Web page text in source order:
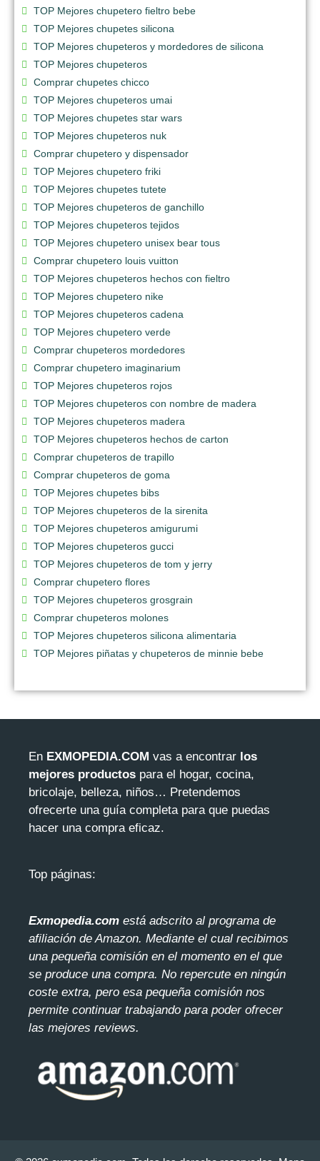
TOP Mejores chupetero fieltro bebe
TOP Mejores chupetes silicona
TOP Mejores chupeteros y mordedores de silicona
TOP Mejores chupeteros
Comprar chupetes chicco
TOP Mejores chupeteros umai
TOP Mejores chupetes star wars
TOP Mejores chupeteros nuk
Comprar chupetero y dispensador
TOP Mejores chupetero friki
TOP Mejores chupetes tutete
TOP Mejores chupeteros de ganchillo
TOP Mejores chupeteros tejidos
TOP Mejores chupetero unisex bear tous
Comprar chupetero louis vuitton
TOP Mejores chupeteros hechos con fieltro
TOP Mejores chupetero nike
TOP Mejores chupeteros cadena
TOP Mejores chupetero verde
Comprar chupeteros mordedores
Comprar chupetero imaginarium
TOP Mejores chupeteros rojos
TOP Mejores chupeteros con nombre de madera
TOP Mejores chupeteros madera
TOP Mejores chupeteros hechos de carton
Comprar chupeteros de trapillo
Comprar chupeteros de goma
TOP Mejores chupetes bibs
TOP Mejores chupeteros de la sirenita
TOP Mejores chupeteros amigurumi
TOP Mejores chupeteros gucci
TOP Mejores chupeteros de tom y jerry
Comprar chupetero flores
TOP Mejores chupeteros grosgrain
Comprar chupeteros molones
TOP Mejores chupeteros silicona alimentaria
TOP Mejores piñatas y chupeteros de minnie bebe
En EXMOPEDIA.COM vas a encontrar los
mejores productos para el hogar, cocina,
bricolaje, belleza, niños… Pretendemos
ofrecerte una guía completa para que puedas
hacer una compra eficaz.
Top páginas:
Exmopedia.com está adscrito al programa de
afiliación de Amazon. Mediante el cual recibimos
una pequeña comisión en el momento en el que
se produce una compra. No repercute en ningún
coste extra, pero esa pequeña comisión nos
permite continuar trabajando para poder ofrecer
las mejores reviews.